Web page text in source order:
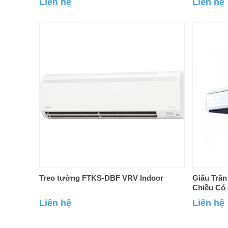
Treo tường FTKS-DBF VRV Indoor
Liên hệ
Giấu
Chiều Có
Indoor
Liên hệ